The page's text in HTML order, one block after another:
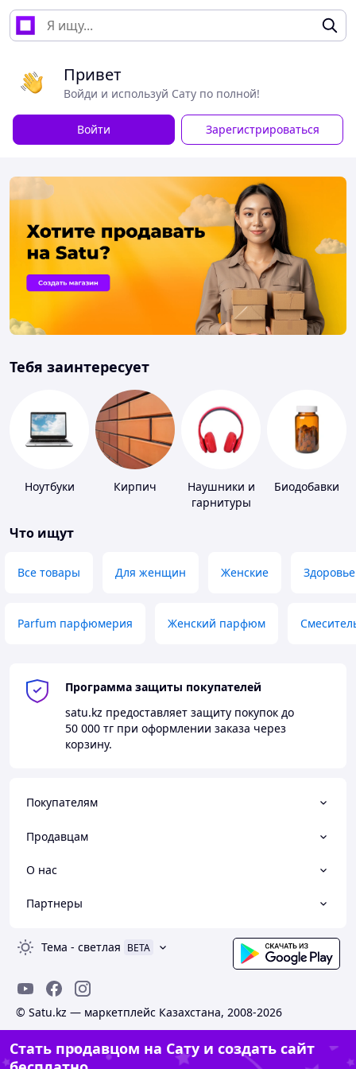
Привет
Войди и используй Сату по полной!
Войти Зарегистрироваться
Тебя заинтересует
Ноутбуки Кирпич
Наушники и
гарнитуры
Биодобавки
Что ищут
Все товары Для женщин Женские Здоровье
Parfum парфюмерия Женский парфюм
Программа защиты покупателей
satu.kz предоставляет защиту покупок до
50 000 тг при оформлении заказа через
корзину.
Покупателям
Продавцам
О нас
Партнеры
Тема - светлая BETA
© Satu.kz — маркетплейс Казахстана, 2008-2026
Стать продавцом на Сату и создать сайт